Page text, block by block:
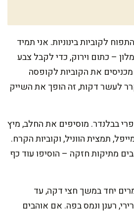
לקוביות בינוניות. אני תמיד
– כתום וירוק, כדי לקבל צבע
את הקוביות לקופסה
לעשר דקות, זה הופך את השייק
בבלנדר. מוסיפים את החלב, מיץ
תמצית הווניל, וקוביות הקרח.
מתיקות חזקה – הוסיפו עוד כף
יחד במשך חצי דקה, עד
רענן ונמס בפה. אם אוהבים